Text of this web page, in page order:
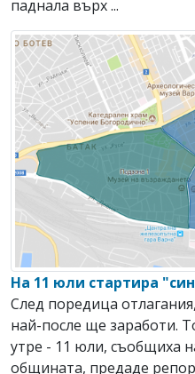
паднала върх ...
На 11 юли стартира
След поредица
най-после ще заработи.
утре - 11 юли, съобщиха
общината, предаде